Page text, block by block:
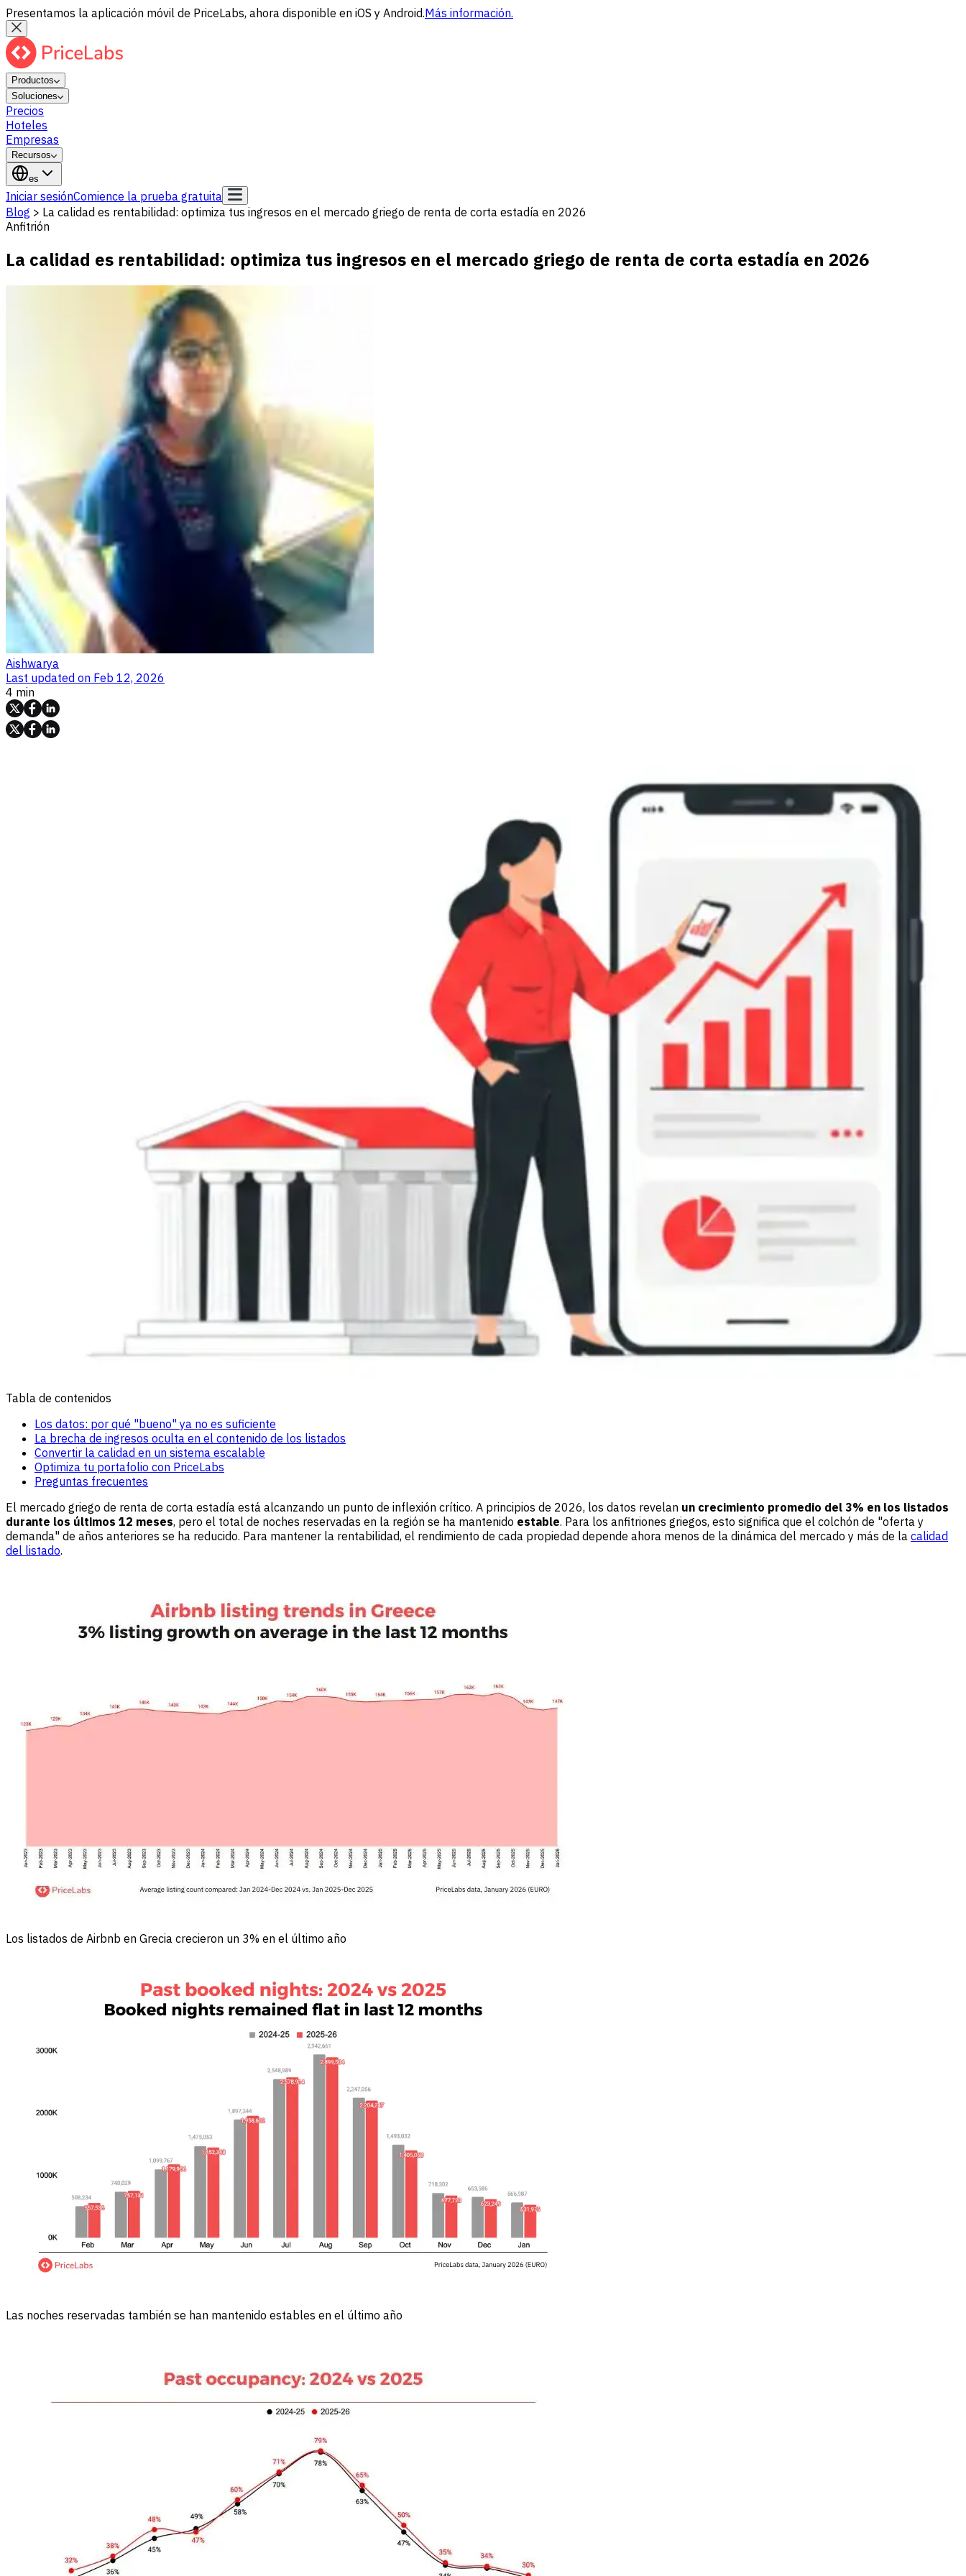
Presentamos la aplicación móvil de PriceLabs, ahora disponible en iOS y Android.Más información.
Productos
Soluciones
Precios
Hoteles
Empresas
Recursos
es
Iniciar sesiónComience la prueba gratuita
Blog > La calidad es rentabilidad: optimiza tus ingresos en el mercado griego de renta de corta estadía en 2026
Anfitrión
La calidad es rentabilidad: optimiza tus ingresos en el mercado griego de renta de corta estadía en 2026
Aishwarya
Last updated on Feb 12, 2026
4 min
Tabla de contenidos
Los datos: por qué "bueno" ya no es suficiente
La brecha de ingresos oculta en el contenido de los listados
Convertir la calidad en un sistema escalable
Optimiza tu portafolio con PriceLabs
Preguntas frecuentes
El mercado griego de renta de corta estadía está alcanzando un punto de inflexión crítico. A principios de 2026, los datos revelan un crecimiento promedio del 3% en los listados
durante los últimos 12 meses, pero el total de noches reservadas en la región se ha mantenido estable. Para los anfitriones griegos, esto significa que el colchón de "oferta y
demanda" de años anteriores se ha reducido. Para mantener la rentabilidad, el rendimiento de cada propiedad depende ahora menos de la dinámica del mercado y más de la calidad
del listado.
Los listados de Airbnb en Grecia crecieron un 3% en el último año
Las noches reservadas también se han mantenido estables en el último año